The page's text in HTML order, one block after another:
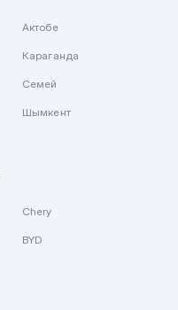
Актобе
Караганда
Семей
Шымкент
Chery
BYD